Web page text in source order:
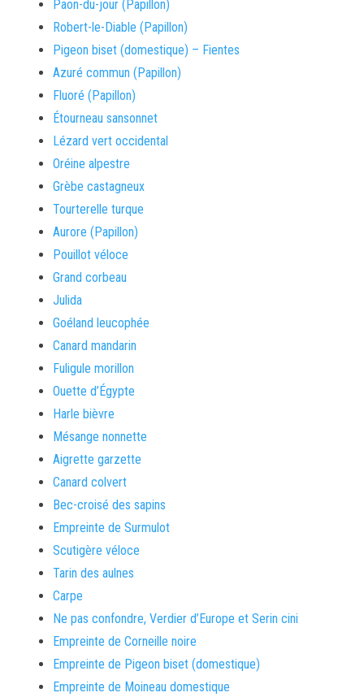
Paon-du-jour (Papillon)
Robert-le-Diable (Papillon)
Pigeon biset (domestique) – Fientes
Azuré commun (Papillon)
Fluoré (Papillon)
Étourneau sansonnet
Lézard vert occidental
Oréine alpestre
Grèbe castagneux
Tourterelle turque
Aurore (Papillon)
Pouillot véloce
Grand corbeau
Julida
Goéland leucophée
Canard mandarin
Fuligule morillon
Ouette d’Égypte
Harle bièvre
Mésange nonnette
Aigrette garzette
Canard colvert
Bec-croisé des sapins
Empreinte de Surmulot
Scutigère véloce
Tarin des aulnes
Carpe
Ne pas confondre, Verdier d’Europe et Serin cini
Empreinte de Corneille noire
Empreinte de Pigeon biset (domestique)
Empreinte de Moineau domestique